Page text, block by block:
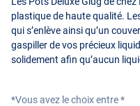
plastique de haute qualité.
qui s’enlève ainsi qu’un
gaspiller de vos précieux
solidement afin qu’aucun
*Vous avez le choix entre *